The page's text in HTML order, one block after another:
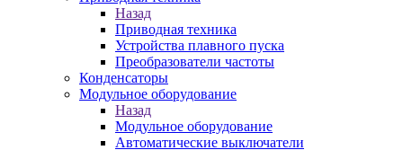
Назад
Приводная техника
Устройства плавного пуска
Преобразователи частоты
Конденсаторы
Модульное оборудование
Назад
Модульное оборудование
Автоматические выключатели